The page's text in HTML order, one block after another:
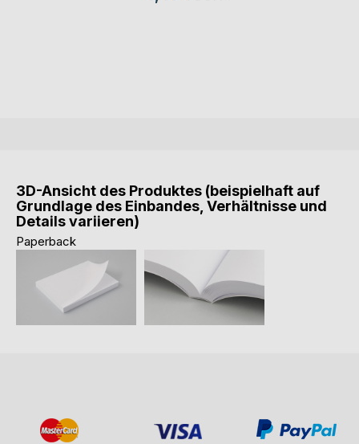
3D-Ansicht des Produktes (beispielhaft auf
Grundlage des Einbandes, Verhältnisse und
Details variieren)
Paperback